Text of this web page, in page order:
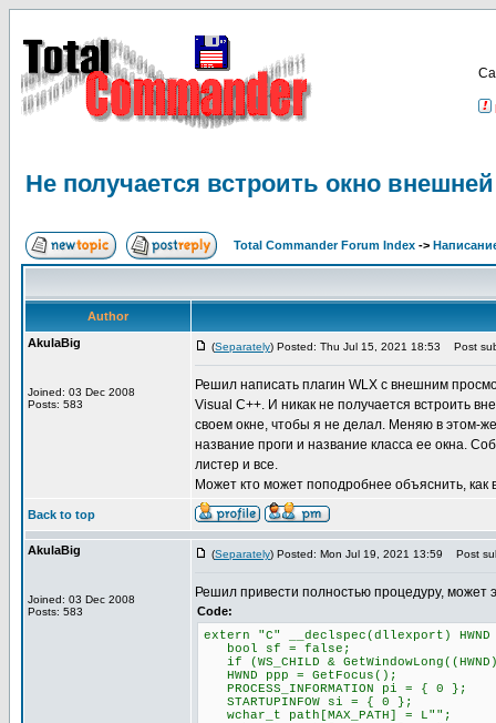
Не получается встроить окно
Total Commander Forum Index ->
Author
AkulaBig
Joined: 03 Dec 2008
Posts: 583
(Separately) Posted: Thu Jul 15, 2021 18:53 Post
Решил написать плагин WLX с внешним
Visual C++. И никак не получается встроить
своем окне, чтобы я не делал. Меняю в этом-
название проги и название класса ее окна.
листер и все.
Может кто может поподробнее объяснить, как
Back to top
AkulaBig
Joined: 03 Dec 2008
Posts: 583
(Separately) Posted: Mon Jul 19, 2021 13:59 Post
Решил привести полностью процедуру, может
Code:
extern "C" __declspec(dllexport)
bool sf = false;
if (WS_CHILD &
HWND ppp = GetFocus();
PROCESS_INFORMATION pi = { 0 };
STARTUPINFOW si = { 0 };
wchar_t path[MAX_PATH] = L"";